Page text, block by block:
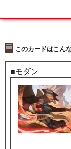
このカードはこん
■モダン